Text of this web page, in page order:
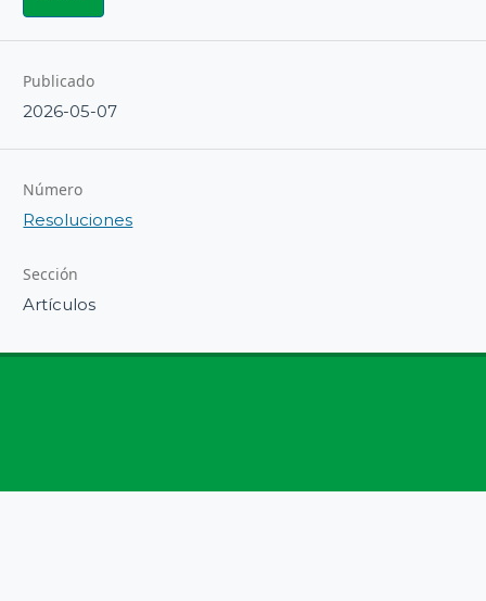
Publicado
2026-05-07
Número
Resoluciones
Sección
Artículos